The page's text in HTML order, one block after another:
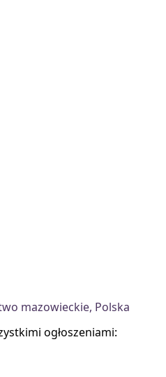
mazowieckie, Polska
ogłoszeniami: